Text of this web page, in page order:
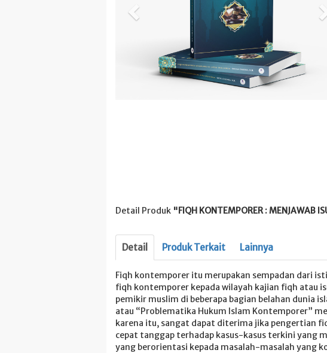
Detail Produk "FIQH KONTEMPORER : MENJAWAB
Detail Produk Terkait Lainnya
Fiqh kontemporer itu merupakan sempadan dari
fiqh kontemporer kepada wilayah kajian fiqh atau
pemikir muslim di beberapa bagian belahan dunia
atau “Problematika Hukum Islam Kontemporer”
karena itu, sangat dapat diterima jika pengertian
cepat tanggap terhadap kasus-kasus terkini yang
yang berorientasi kepada masalah-masalah yang